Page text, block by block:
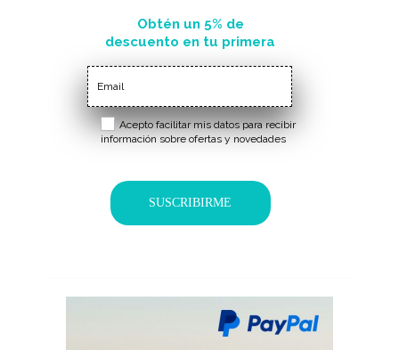
Obtén un 5% de
descuento en tu primera
SUSCRIBIRME
Acepto facilitar mis datos para recibir
información sobre ofertas y novedades